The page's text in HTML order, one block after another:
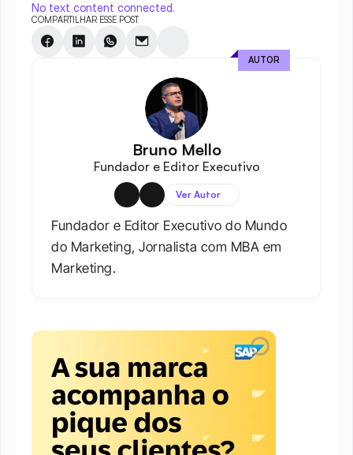
COMPARTILHAR ESSE POST
Bruno Mello
Fundador e Editor Executivo
Ver Autor
Fundador e Editor Executivo do Mundo
do Marketing, Jornalista com MBA em
Marketing.
AUTOR
No text content connected.